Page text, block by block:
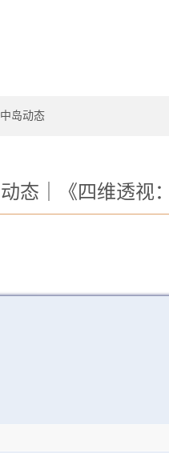
中岛动态
态｜《四维透视